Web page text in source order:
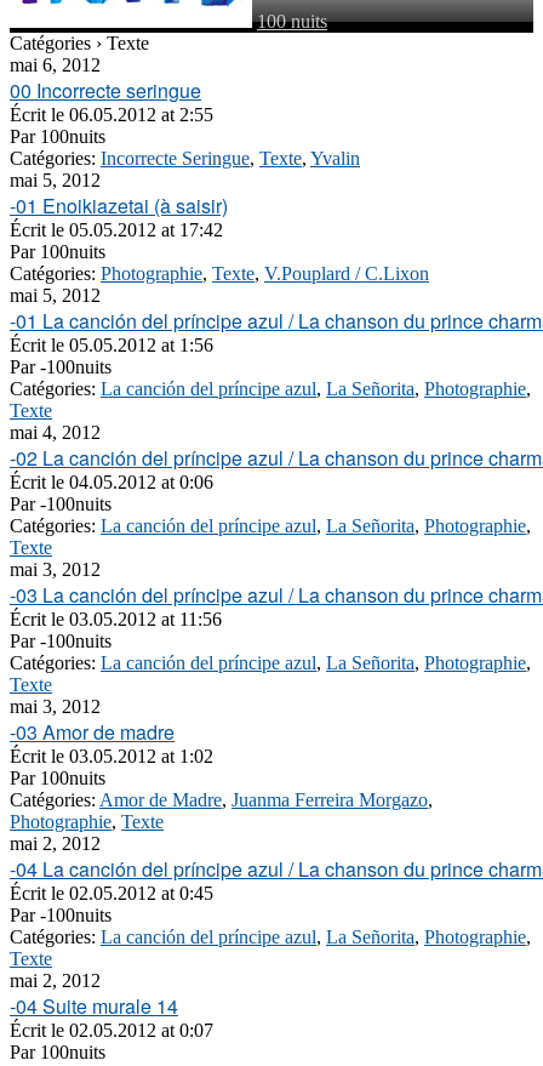
100 nuits
Catégories › Texte
mai 6, 2012
00 Incorrecte seringue
Écrit le 06.05.2012 at 2:55
Par100nuits
Catégories: Incorrecte Seringue, Texte, Yvalin
mai 5, 2012
-01 Enoikiazetai (à saisir)
Écrit le 05.05.2012 at 17:42
Par100nuits
Catégories: Photographie, Texte, V.Pouplard / C.Lixon
mai 5, 2012
-01 La canción del príncipe azul / La chanson du prince
Écrit le 05.05.2012 at 1:56
Par-100nuits
Catégories: La canción del príncipe azul, La Señorita, Photographie,
Texte
mai 4, 2012
-02 La canción del príncipe azul / La chanson du prince
Écrit le 04.05.2012 at 0:06
Par-100nuits
Catégories: La canción del príncipe azul, La Señorita, Photographie,
Texte
mai 3, 2012
-03 La canción del príncipe azul / La chanson du prince
Écrit le 03.05.2012 at 11:56
Par-100nuits
Catégories: La canción del príncipe azul, La Señorita, Photographie,
Texte
mai 3, 2012
-03 Amor de madre
Écrit le 03.05.2012 at 1:02
Par100nuits
Catégories: Amor de Madre, Juanma Ferreira Morgazo,
Photographie, Texte
mai 2, 2012
-04 La canción del príncipe azul / La chanson du prince
Écrit le 02.05.2012 at 0:45
Par-100nuits
Catégories: La canción del príncipe azul, La Señorita, Photographie,
Texte
mai 2, 2012
-04 Suite murale 14
Écrit le 02.05.2012 at 0:07
Par100nuits